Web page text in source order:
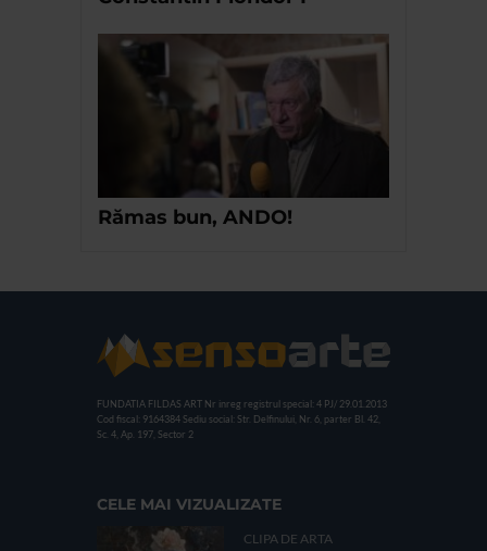
Rămas bun, ANDO!
FUNDATIA FILDAS ART Nr inreg registrul special: 4 PJ/ 29.01.2013
Cod fiscal: 9164384 Sediu social: Str. Delfinului, Nr. 6, parter Bl. 42,
Sc. 4, Ap. 197, Sector 2
CELE MAI VIZUALIZATE
CLIPA DE ARTA